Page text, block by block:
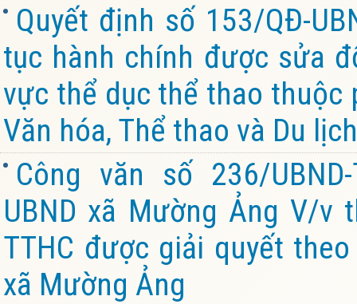
Quyết định số 153/QĐ-
tục hành chính được sửa
vực thể dục thể thao thuộc
Văn hóa, Thể thao và Du
Công văn số 236/
UBND xã Mường Ảng V/v
TTHC được giải quyết
xã Mường Ảng